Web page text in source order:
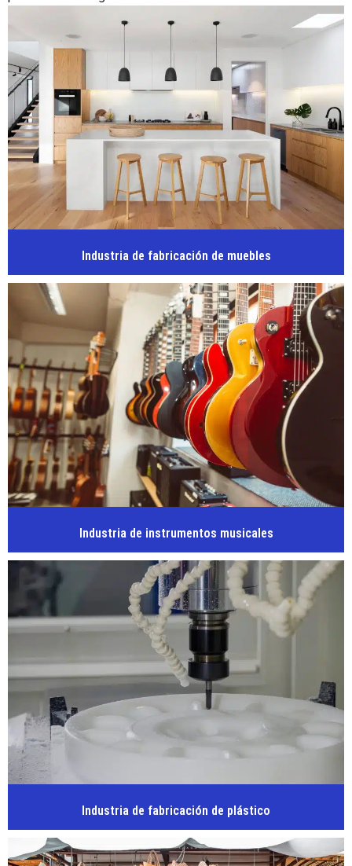
Industria de fabricación de muebles
Industria de instrumentos musicales
Industria de fabricación de plástico